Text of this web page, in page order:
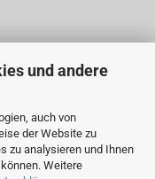
und andere
auch von
der Website zu
zu analysieren und Ihnen
Weitere